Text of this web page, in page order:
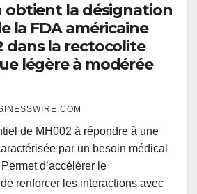
obtient la désignation
la FDA américaine
dans la rectocolite
légère à modérée
de MH002 à répondre à une
par un besoin médical
d’accélérer le
renforcer les interactions avec